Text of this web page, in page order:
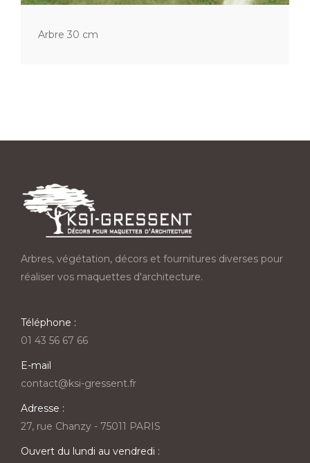
Arbre 30 cm
Arbres, végétation, décors et fournitures diverses pour
réaliser vos maquettes d'architecture.
Téléphone :
01 43 56 67 66
E-mail
contact@ksi-gressent.fr
Adresse :
27, rue Chanzy - 75011 PARIS
Ouvert du lundi au vendredi :